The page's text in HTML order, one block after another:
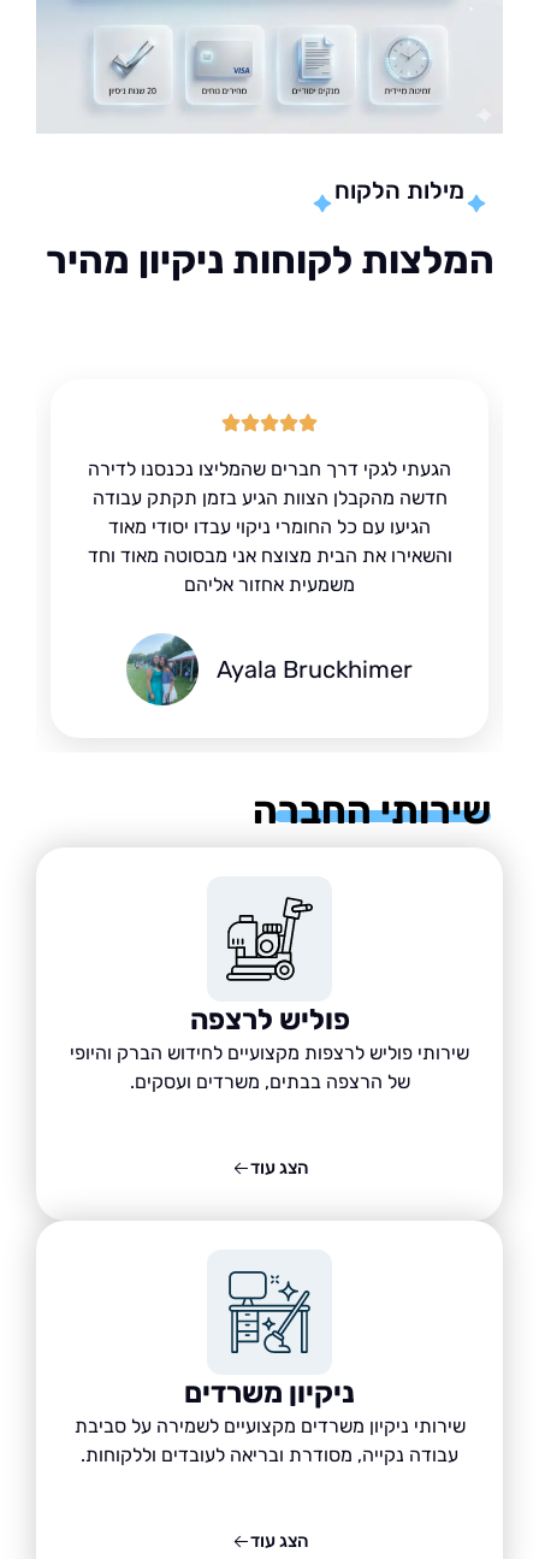
מילות הלקוח
לקוחות ניקיון מהיר
הגעתי לגקי דרך חברים שהמליצו נכנסנו לדירה
חדשה מהקבלן הצוות הגיע בזמן תקתק עבודה
הגיעו עם כל החומרי ניקוי עבדו יסודי מאוד
והשאירו את הבית מצוצח אני מבסוטה מאוד וחד
משמעית אחזור אליהם
Ayala Bruckhimer
החברה
פוליש לרצפה
שירותי פוליש לרצפות מקצועיים לחידוש הברק והיופי
של הרצפה בבתים, משרדים ועסקים.
ניקיון משרדים
שירותי ניקיון משרדים מקצועיים לשמירה על סביבת
עבודה נקייה, מסודרת ובריאה לעובדים וללקוחות.